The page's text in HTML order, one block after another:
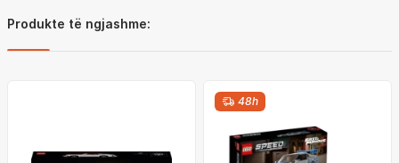
Produkte të ngjashme:
48h